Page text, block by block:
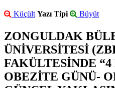
Küçült Yazı Tipi Büyüt
ZONGULDAK
ÜNİVERSİTESİ
FAKÜLTESİNDE
OBEZİTE GÜNÜ-